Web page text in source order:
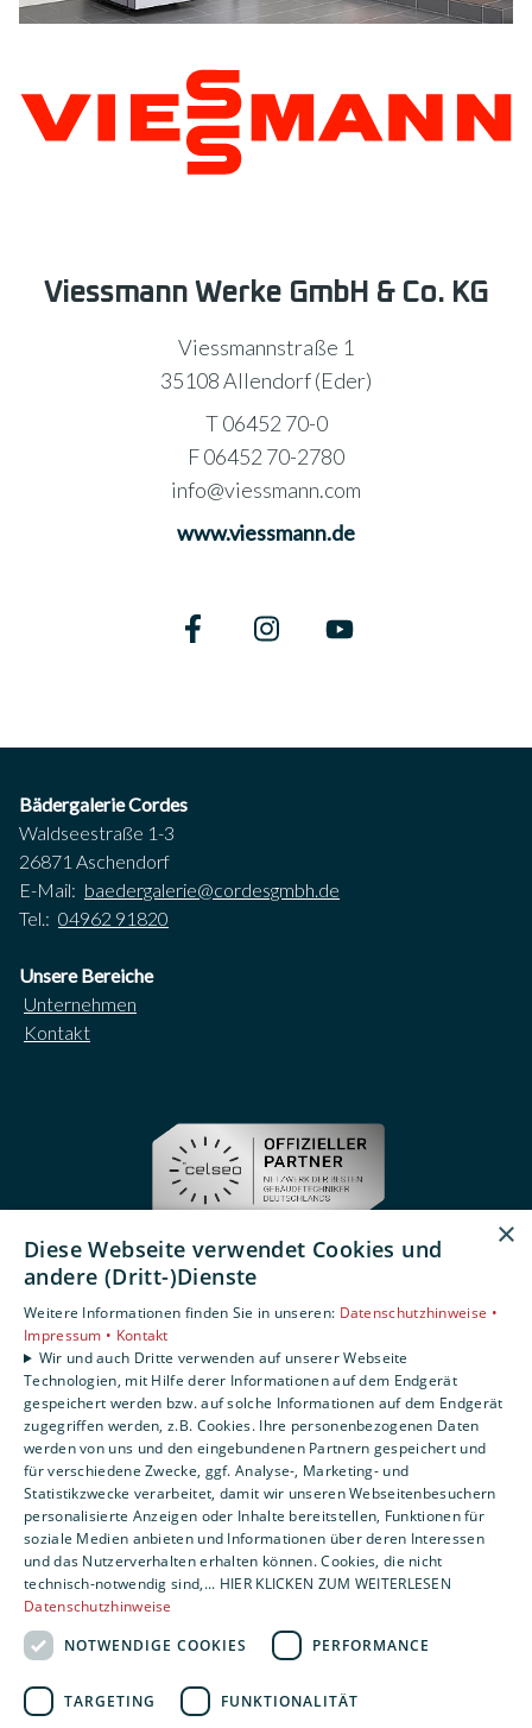
Viessmann Werke GmbH & Co. KG
Viessmannstraße 1
35108 Allendorf (Eder)
T 06452 70-0
F 06452 70-2780
info@viessmann.com
www.viessmann.de
Bädergalerie Cordes
Waldseestraße 1-3
26871 Aschendorf
E-Mail: baedergalerie@cordesgmbh.de
Tel.: 04962 91820
Unsere Bereiche
Unternehmen
Kontakt
Impressum
Barrierefreiheitserklärung
Datenschutzerklärung
AGB
Um externe HTML-Inhalte anzuzeigen, benötigen
wir Ihre Einwilligung.
Weitere Informationen finden Sie in unserer
Datenschutzerklärung.
Cookie-Einstellungen öffnen
×
Diese Webseite verwendet Cookies und
andere (Dritt-)Dienste
Weitere Informationen finden Sie in unseren: Datenschutzhinweise •
Impressum • Kontakt
Wir und auch Dritte verwenden auf unserer Webseite
Technologien, mit Hilfe derer Informationen auf dem Endgerät
gespeichert werden bzw. auf solche Informationen auf dem Endgerät
zugegriffen werden, z.B. Cookies. Ihre personenbezogenen Daten
werden von uns und den eingebundenen Partnern gespeichert und
für verschiedene Zwecke, ggf. Analyse-, Marketing- und
Statistikzwecke verarbeitet, damit wir unseren Webseitenbesuchern
personalisierte Anzeigen oder Inhalte bereitstellen, Funktionen für
soziale Medien anbieten und Informationen über deren Interessen
und das Nutzerverhalten erhalten können. Cookies, die nicht
technisch-notwendig sind,... HIER KLICKEN ZUM WEITERLESEN
Datenschutzhinweise
NOTWENDIGE COOKIES
PERFORMANCE
TARGETING FUNKTIONALITÄT